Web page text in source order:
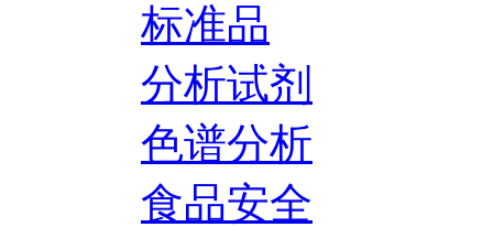
标准品
分析试剂
色谱分析
食品安全